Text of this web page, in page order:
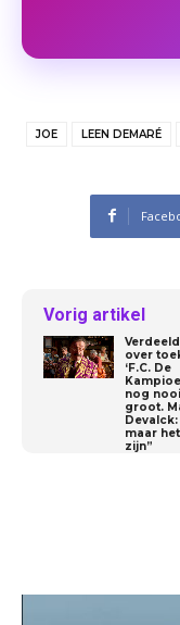
JOE LEEN DEMARÉ
Vorig artikel
over
‘F.C. De
nog
groot.
maar
zijn”